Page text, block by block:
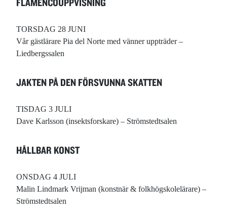
FLAMENCOUPPVISNING
TORSDAG 28 JUNI
Vår gästlärare Pia del Norte med vänner uppträder –
Liedbergssalen
JAKTEN PÅ DEN FÖRSVUNNA SKATTEN
TISDAG 3 JULI
Dave Karlsson (insektsforskare) – Strömstedtsalen
HÅLLBAR KONST
ONSDAG 4 JULI
Malin Lindmark Vrijman (konstnär & folkhögskolelärare) –
Strömstedtsalen